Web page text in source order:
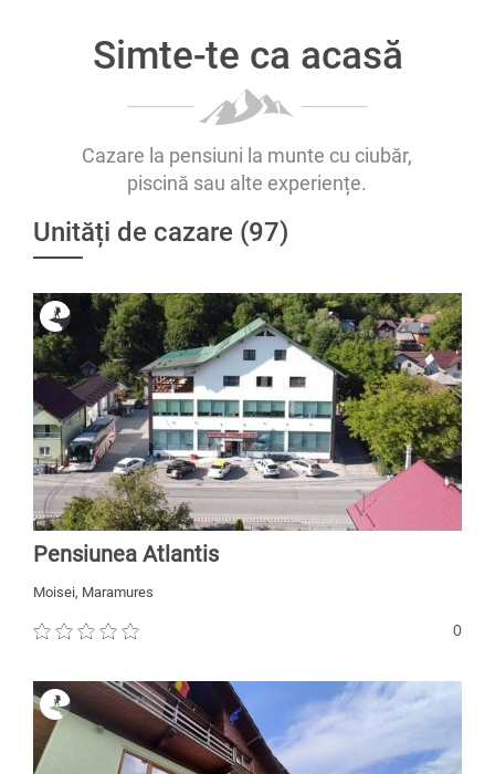
Simte-te ca acasă
Cazare la pensiuni la munte cu ciubăr,
piscină sau alte experiențe.
Unități de cazare (97)
Pensiunea Atlantis
Moisei, Maramures
0